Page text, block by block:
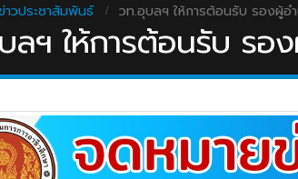
าวประชาสัมพันธ์ วท.อุบลฯ ให้การต้อนรับ รองผู้
ลฯ ให้การต้อนรับ ร